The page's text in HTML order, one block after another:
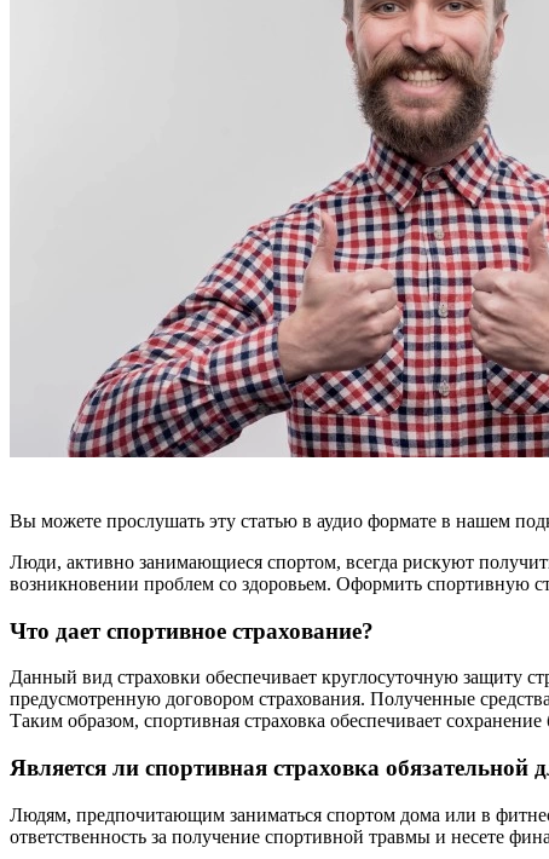
Вы можете прослушать эту статью в аудио формате в нашем
Люди, активно занимающиеся спортом, всегда рискуют
возникновении проблем со здоровьем. Оформить спортивную
Что дает спортивное страхование?
Данный вид страховки обеспечивает круглосуточную защиту
предусмотренную договором страхования. Полученные
Таким образом, спортивная страховка обеспечивает
Является ли спортивная страховка обязательной
Людям, предпочитающим заниматься спортом дома или в
ответственность за получение спортивной травмы и несете